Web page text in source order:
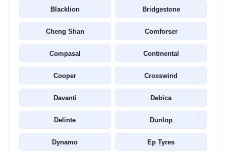
Blacklion Bridgestone
Cheng Shan Comforser
Compasal Continental
Cooper Crosswind
Davanti Debica
Delinte Dunlop
Dynamo Ep Tyres